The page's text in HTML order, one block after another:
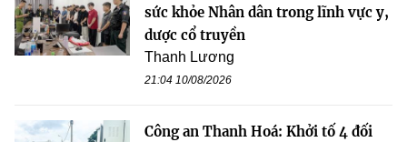
sức khỏe Nhân dân trong lĩnh vực y,
dược cổ truyền
Thanh Lương
21:04 10/08/2026
Công an Thanh Hoá: Khởi tố 4 đối